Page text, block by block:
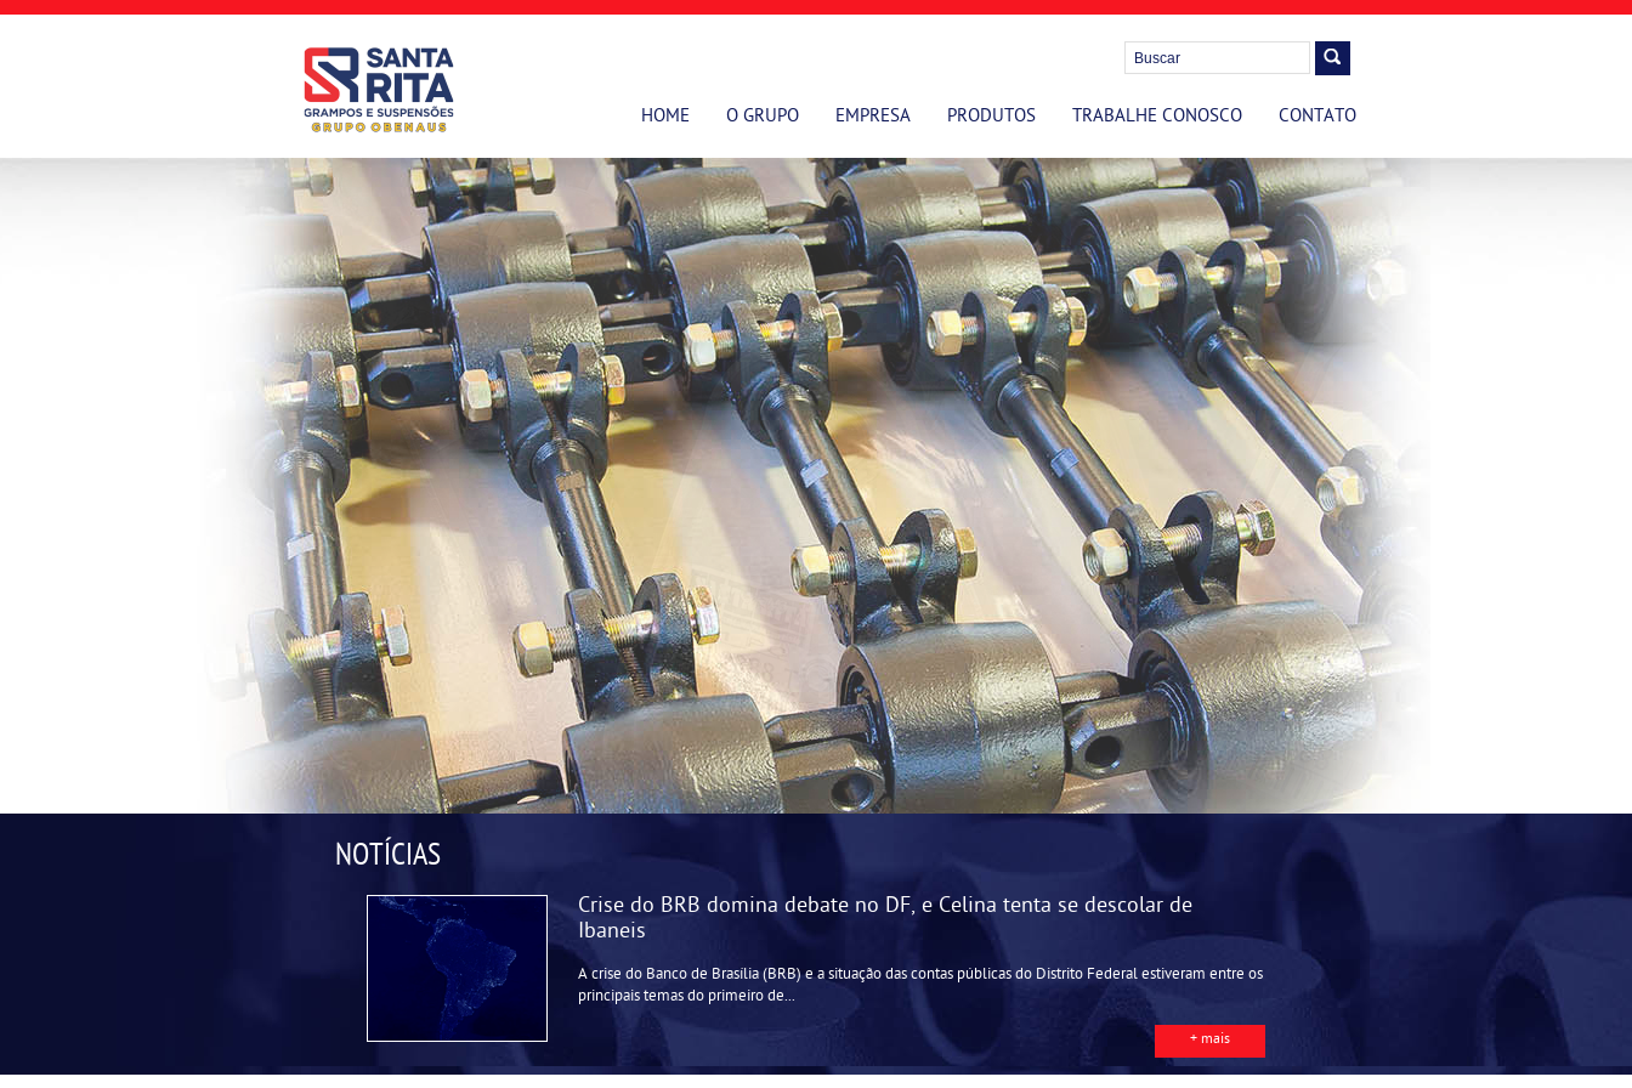
HOME O GRUPO EMPRESA PRODUTOS TRABALHE CONOSCO CONTATO
NOTÍCIAS
Crise do BRB domina debate no DF, e Celina tenta se descolar de
Ibaneis
A crise do Banco de Brasília (BRB) e a situação das contas públicas do Distrito Federal estiveram entre os
principais temas do primeiro de...
+ mais